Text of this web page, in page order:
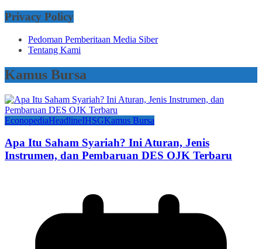
Privacy Policy
Pedoman Pemberitaan Media Siber
Tentang Kami
Kamus Bursa
EconopediaHeadlineIHSGKamus Bursa
Apa Itu Saham Syariah? Ini Aturan, Jenis
Instrumen, dan Pembaruan DES OJK Terbaru